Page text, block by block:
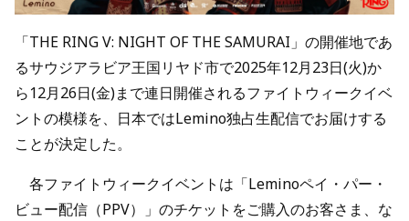
「THE RING V: NIGHT OF THE SAMURAI」の開催地であ
るサウジアラビア王国リヤド市で2025年12月23日(火)か
ら12月26日(金)まで連日開催されるファイトウィークイベ
ントの模様を、日本ではLemino独占生配信でお届けする
ことが決定した。
各ファイトウィークイベントは「Leminoペイ・パー・
ビュー配信（PPV）」のチケットをご購入のお客さま、な